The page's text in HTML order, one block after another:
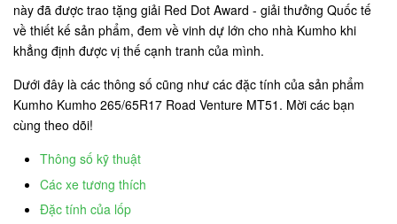
này đã được trao tặng giải Red Dot Award - giải thưởng Quốc tế
về thiết kế sản phẩm, đem về vinh dự lớn cho nhà Kumho khi
khẳng định được vị thế cạnh tranh của mình.
Dưới đây là các thông số cũng như các đặc tính của sản phẩm
Kumho Kumho 265/65R17 Road Venture MT51. Mời các bạn
cùng theo dõi!
Thông số kỹ thuật
Các xe tương thích
Đặc tính của lốp